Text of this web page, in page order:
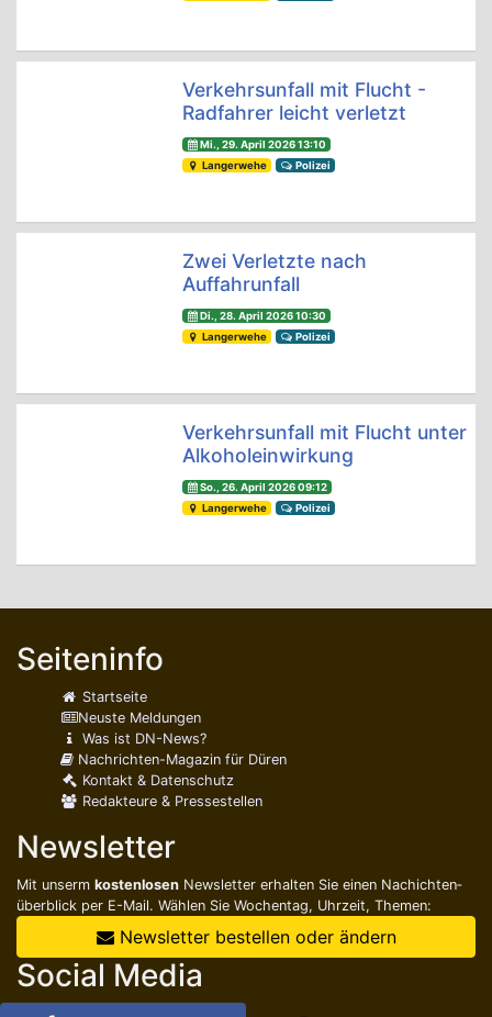
Verkehrsunfall mit Flucht -
Radfahrer leicht verletzt
Mi., 29. April 2026 13:10
Langerwehe
Polizei
Zwei Verletzte nach
Auffahrunfall
Di., 28. April 2026 10:30
Langerwehe
Polizei
Verkehrsunfall mit Flucht unter
Alkoholeinwirkung
So., 26. April 2026 09:12
Langerwehe
Polizei
Seiteninfo
Startseite
Neuste Meldungen
Was ist DN-News?
Nachrichten-Magazin für Düren
Kontakt & Datenschutz
Redakteure & Pressestellen
Newsletter
Mit unserm kostenlosen Newsletter erhalten Sie einen Nachichten­
überblick per E-Mail. Wählen Sie Wochentag, Uhrzeit, Themen:
Newsletter bestellen oder ändern
Social Media